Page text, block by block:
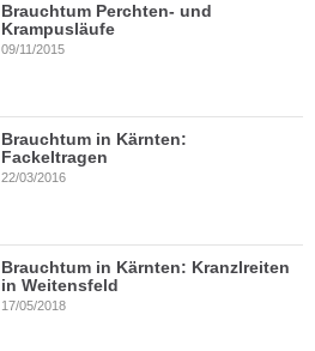
Brauchtum Perchten- und
Krampusläufe
09/11/2015
Brauchtum in Kärnten:
Fackeltragen
22/03/2016
Brauchtum in Kärnten: Kranzlreiten
in Weitensfeld
17/05/2018